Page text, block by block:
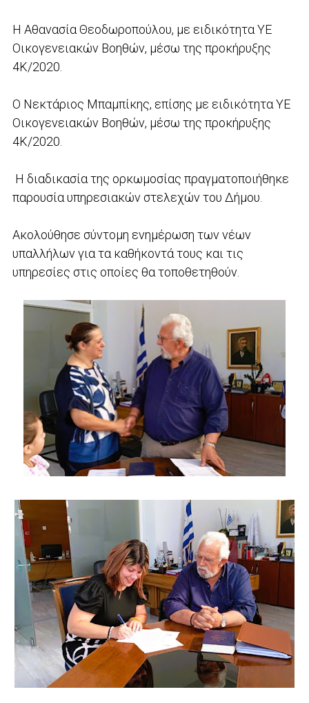
Η Αθανασία Θεοδωροπούλου, με ειδικότητα ΥΕ
Οικογενειακών Βοηθών, μέσω της προκήρυξης
4Κ/2020.
Ο Νεκτάριος Μπαμπίκης, επίσης με ειδικότητα ΥΕ
Οικογενειακών Βοηθών, μέσω της προκήρυξης
4Κ/2020.
Η διαδικασία της ορκωμοσίας πραγματοποιήθηκε
παρουσία υπηρεσιακών στελεχών του Δήμου.
Ακολούθησε σύντομη ενημέρωση των νέων
υπαλλήλων για τα καθήκοντά τους και τις
υπηρεσίες στις οποίες θα τοποθετηθούν.